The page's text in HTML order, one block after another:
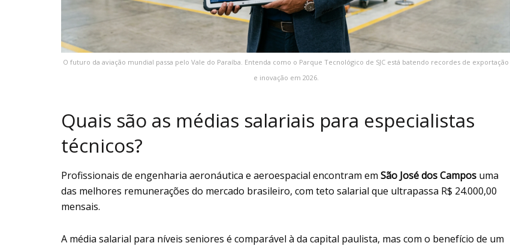
O futuro da aviação mundial passa pelo Vale do Paraíba. Entenda como o Parque Tecnológico de SJC está batendo recordes de exportação
e inovação em 2026.
Quais são as médias salariais para especialistas
técnicos?
Profissionais de engenharia aeronáutica e aeroespacial encontram em São José dos Campos uma
das melhores remunerações do mercado brasileiro, com teto salarial que ultrapassa R$ 24.000,00
mensais.
A média salarial para níveis seniores é comparável à da capital paulista, mas com o benefício de um